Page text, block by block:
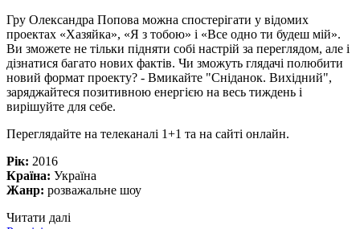
Гру Олександра Попова можна спостерігати у відомих
проектах «Хазяйка», «Я з тобою» і «Все одно ти будеш мій».
Ви зможете не тільки підняти собі настрій за переглядом, але і
дізнатися багато нових фактів. Чи зможуть глядачі полюбити
новий формат проекту? - Вмикайте "Сніданок. Вихідний",
заряджайтеся позитивною енергією на весь тиждень і
вирішуйте для себе.
Переглядайте на телеканалі 1+1 та на сайті онлайн.
Рік: 2016
Країна: Україна
Жанр: розважальне шоу
Читати далі